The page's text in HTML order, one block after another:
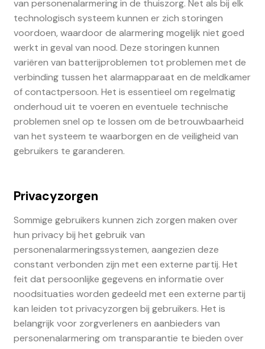
van personenalarmering in de thuiszorg. Net als bij elk
technologisch systeem kunnen er zich storingen
voordoen, waardoor de alarmering mogelijk niet goed
werkt in geval van nood. Deze storingen kunnen
variëren van batterijproblemen tot problemen met de
verbinding tussen het alarmapparaat en de meldkamer
of contactpersoon. Het is essentieel om regelmatig
onderhoud uit te voeren en eventuele technische
problemen snel op te lossen om de betrouwbaarheid
van het systeem te waarborgen en de veiligheid van
gebruikers te garanderen.
Privacyzorgen
Sommige gebruikers kunnen zich zorgen maken over
hun privacy bij het gebruik van
personenalarmeringssystemen, aangezien deze
constant verbonden zijn met een externe partij. Het
feit dat persoonlijke gegevens en informatie over
noodsituaties worden gedeeld met een externe partij
kan leiden tot privacyzorgen bij gebruikers. Het is
belangrijk voor zorgverleners en aanbieders van
personenalarmering om transparantie te bieden over